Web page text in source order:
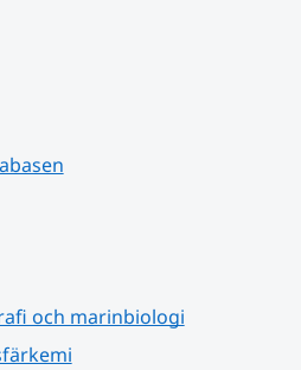
webbplats.
och marinbiologi